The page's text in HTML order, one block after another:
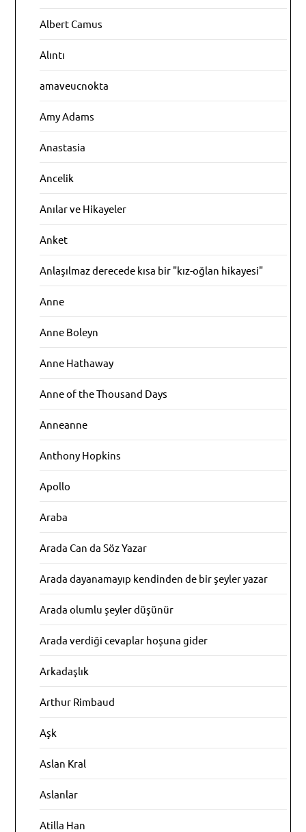
Albert Camus
Alıntı
amaveucnokta
Amy Adams
Anastasia
Ancelik
Anılar ve Hikayeler
Anket
Anlaşılmaz derecede kısa bir "kız-oğlan hikayesi"
Anne
Anne Boleyn
Anne Hathaway
Anne of the Thousand Days
Anneanne
Anthony Hopkins
Apollo
Araba
Arada Can da Söz Yazar
Arada dayanamayıp kendinden de bir şeyler yazar
Arada olumlu şeyler düşünür
Arada verdiği cevaplar hoşuna gider
Arkadaşlık
Arthur Rimbaud
Aşk
Aslan Kral
Aslanlar
Atilla Han